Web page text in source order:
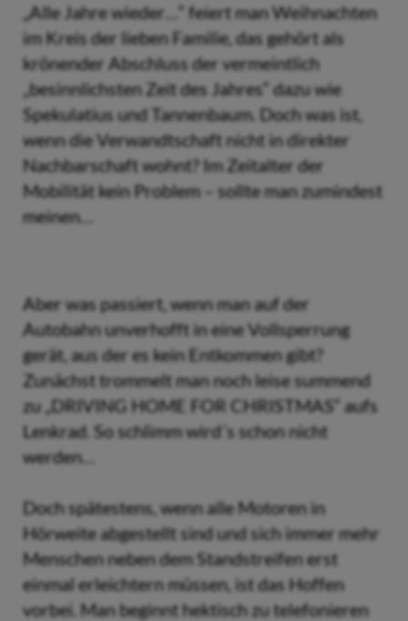
„Alle Jahre wieder…“ feiert man Weihnachten
im Kreis der lieben Familie, das gehört als
krönender Abschluss der vermeintlich
„besinnlichsten Zeit des Jahres“ dazu wie
Spekulatius und Tannenbaum. Doch was ist,
wenn die Verwandtschaft nicht in direkter
Nachbarschaft wohnt? Im Zeitalter der
Mobilität kein Problem – sollte man zumindest
meinen…
Aber was passiert, wenn man auf der
Autobahn unverhofft in eine Vollsperrung
gerät, aus der es kein Entkommen gibt?
Zunächst trommelt man noch leise summend
zu „DRIVING HOME FOR CHRISTMAS“ aufs
Lenkrad. So schlimm wird´s schon nicht
werden…
Doch spätestens, wenn alle Motoren in
Hörweite abgestellt sind und sich immer mehr
Menschen neben dem Standstreifen erst
einmal erleichtern müssen, ist das Hoffen
vorbei. Man beginnt hektisch zu telefonieren